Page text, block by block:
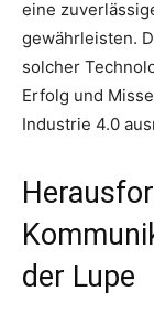
eine
gewährleisten.
solcher
Erfolg und
Industrie 4.0
der Lupe